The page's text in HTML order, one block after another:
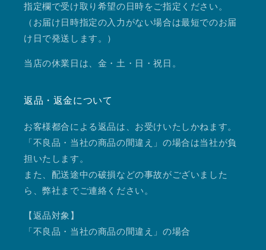
指定欄で受け取り希望の日時をご指定ください。
（お届け日時指定の入力がない場合は最短でのお届
け日で発送します。）
当店の休業日は、金・土・日・祝日。
返品・返金について
お客様都合による返品は、お受けいたしかねます。
「不良品・当社の商品の間違え」の場合は当社が負
担いたします。
また、配送途中の破損などの事故がございました
ら、弊社までご連絡ください。
【返品対象】
「不良品・当社の商品の間違え」の場合